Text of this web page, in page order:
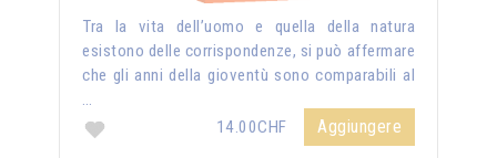
Tra la vita dell’uomo e quella della natura
esistono delle corrispondenze, si può affermare
che gli anni della gioventù sono comparabili al
…
14.00CHF
Aggiungere